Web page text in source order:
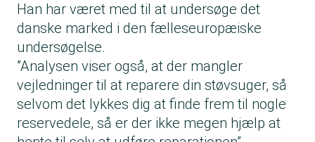
Han har været med til at undersøge det
danske marked i den fælleseuropæiske
undersøgelse.
”Analysen viser også, at der mangler
vejledninger til at reparere din støvsuger, så
selvom det lykkes dig at finde frem til nogle
reservedele, så er der ikke megen hjælp at